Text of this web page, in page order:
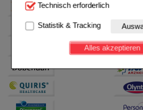
Technisch Notwendig:Hierbei
Website notwendig sind (z.B.
Kundenkonto), weshalb auf diese
werden kann.
Einkaufserlebnis noch
beispielsweise für die
Besuchers oder unsere Seite an
Verhaltensweisen (z.B.
anzupassen. Komfort-Cookies
Technisch erforderlich
Statistik & Tracking
Alles akzeptieren